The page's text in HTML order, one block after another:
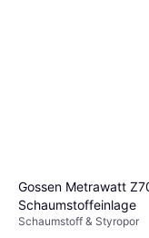
Gossen Metrawatt
Schaumstoffeinlage
Schaumstoff & Styropor